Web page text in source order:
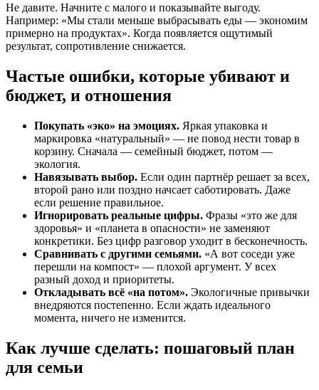
Не давите. Начните с малого и показывайте выгоду.
Например: «Мы стали меньше выбрасывать еды — экономим
примерно на продуктах». Когда появляется ощутимый
результат, сопротивление снижается.
Частые ошибки, которые убивают и
бюджет, и отношения
Покупать «эко» на эмоциях. Яркая упаковка и
маркировка «натуральный» — не повод нести товар в
корзину. Сначала — семейный бюджет, потом —
экология.
Навязывать выбор. Если один партнёр решает за всех,
второй рано или поздно начсает саботировать. Даже
если решение правильное.
Игнорировать реальные цифры. Фразы «это же для
здоровья» и «планета в опасности» не заменяют
конкретики. Без цифр разговор уходит в бесконечность.
Сравнивать с другими семьями. «А вот соседи уже
перешли на компост» — плохой аргумент. У всех
разный доход и приоритеты.
Откладывать всё «на потом». Экологичные привычки
внедряются постепенно. Если ждать идеального
момента, ничего не изменится.
Как лучше сделать: пошаговый план
для семьи